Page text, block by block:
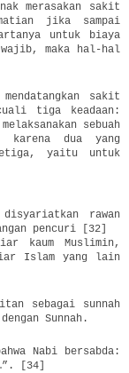
merasakan sakit
jika sampai
untuk biaya
maka hal-hal
sakit
tiga keadaan:
sebuah
karena dua yang
yaitu untuk
disyariatkan rawan
pencuri [32]
kaum Muslimin,
Islam yang lain
sebagai sunnah
Sunnah.
Nabi bersabda:
[34]